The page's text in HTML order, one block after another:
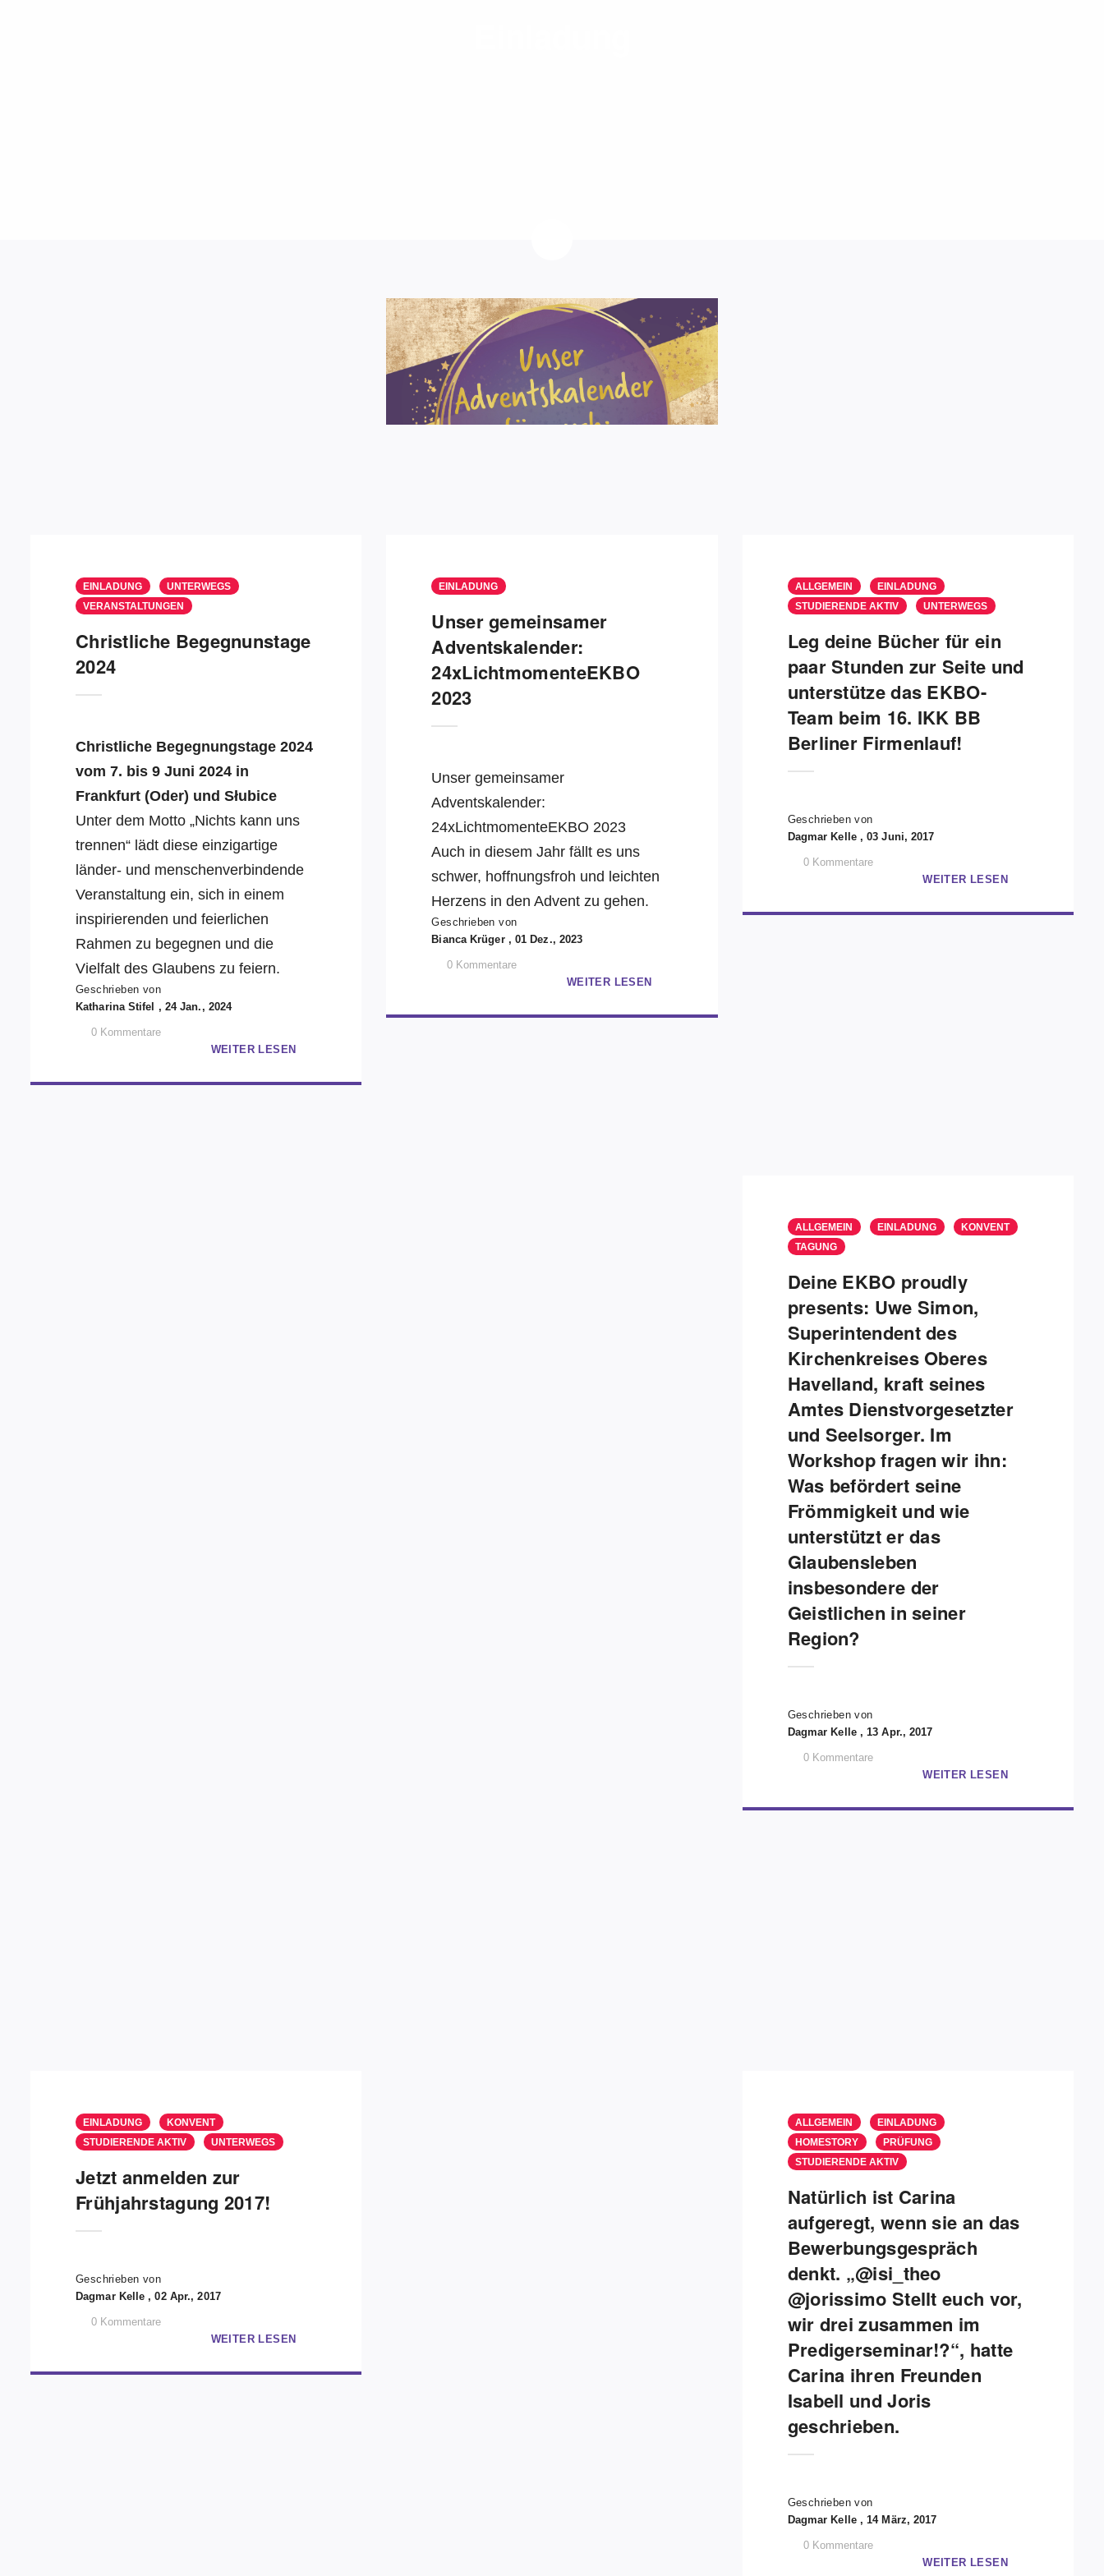
EINLADUNG
UNTERWEGS
VERANSTALTUNGEN
Christliche Begegnunstage
2024
Christliche Begegnungstage 2024
vom 7. bis 9 Juni 2024 in
Frankfurt (Oder) und Słubice
Unter dem Motto „Nichts kann uns
trennen“ lädt diese einzigartige
länder- und menschenverbindende
Veranstaltung ein, sich in einem
inspirierenden und feierlichen
Rahmen zu begegnen und die
Vielfalt des Glaubens zu feiern.
Geschrieben von
Katharina Stifel , 24 Jan., 2024
0 Kommentare
WEITER LESEN
EINLADUNG
Unser gemeinsamer
Adventskalender:
24xLichtmomenteEKBO
2023
Unser gemeinsamer
Adventskalender:
24xLichtmomenteEKBO 2023
Auch in diesem Jahr fällt es uns
schwer, hoffnungsfroh und leichten
Herzens in den Advent zu gehen.
Geschrieben von
Bianca Krüger , 01 Dez., 2023
0 Kommentare
WEITER LESEN
ALLGEMEIN
EINLADUNG
STUDIERENDE AKTIV
UNTERWEGS
Leg deine Bücher für ein
paar Stunden zur Seite und
unterstütze das EKBO-
Team beim 16. IKK BB
Berliner Firmenlauf!
Geschrieben von
Dagmar Kelle , 03 Juni, 2017
0 Kommentare
WEITER LESEN
ALLGEMEIN EINLADUNG
KONVENT
TAGUNG
Deine EKBO proudly
presents: Uwe Simon,
Superintendent des
Kirchenkreises Oberes
Havelland, kraft seines
Amtes Dienstvorgesetzter
und Seelsorger. Im
Workshop fragen wir ihn:
Was befördert seine
Frömmigkeit und wie
unterstützt er das
Glaubensleben
insbesondere der
Geistlichen in seiner
Region?
Geschrieben von
Dagmar Kelle , 13 Apr., 2017
0 Kommentare
WEITER LESEN
EINLADUNG
KONVENT
STUDIERENDE AKTIV
UNTERWEGS
Jetzt anmelden zur
Frühjahrstagung 2017!
Geschrieben von
Dagmar Kelle , 02 Apr., 2017
0 Kommentare
WEITER LESEN
ALLGEMEIN
EINLADUNG
HOMESTORY
PRÜFUNG
STUDIERENDE AKTIV
Natürlich ist Carina
aufgeregt, wenn sie an das
Bewerbungsgespräch
denkt. „@isi_theo
@jorissimo Stellt euch vor,
wir drei zusammen im
Predigerseminar!?“, hatte
Carina ihren Freunden
Isabell und Joris
geschrieben.
Geschrieben von
Dagmar Kelle , 14 März, 2017
0 Kommentare
WEITER LESEN